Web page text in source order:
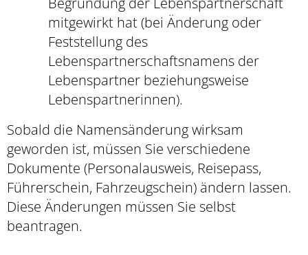
mitgewirkt hat (bei Änderung oder
Feststellung des
Lebenspartnerschaftsnamens der
Lebenspartner beziehungsweise
Lebenspartnerinnen).
Sobald die Namensänderung wirksam
geworden ist, müssen Sie verschiedene
Dokumente (Personalausweis, Reisepass,
Führerschein, Fahrzeugschein) ändern lassen.
Diese Änderungen müssen Sie selbst
beantragen.